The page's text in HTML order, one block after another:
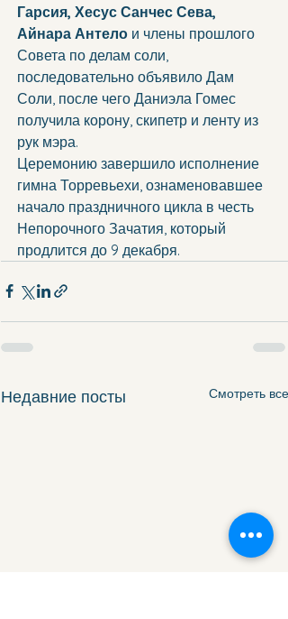
Гарсия, Хесус Санчес Сева,
Айнара Антело и члены прошлого
Совета по делам соли,
последовательно объявило Дам
Соли, после чего Даниэла Гомес
получила корону, скипетр и ленту из
рук мэра.
Церемонию завершило исполнение
гимна Торревьехи, ознаменовавшее
начало праздничного цикла в честь
Непорочного Зачатия, который
продлится до 9 декабря.
Недавние посты Смотреть все